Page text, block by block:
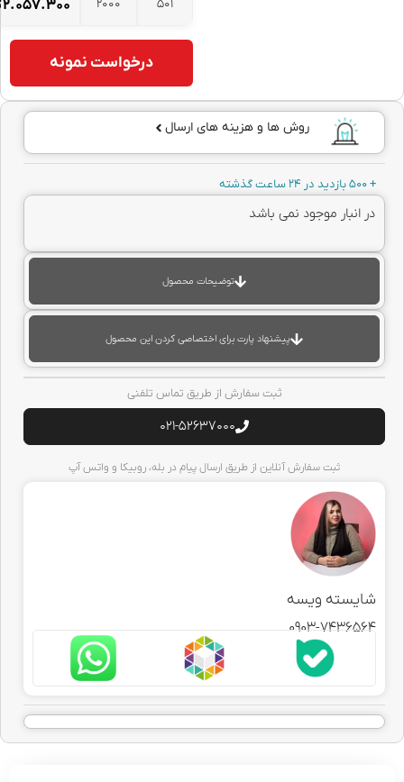
2000 ۲.۰۵۷.۳۰۰تومان
درخواست نمونه
روش ها و هزینه های ارسال
موجود نمی باشد
توضیحات محصول
پیشنهاد پارت برای اختصاصی کردن این محصول
ثبت سفارش از طریق تماس تلفنی
021-52637000
ثبت سفارش آنلاین از طریق ارسال پیام در بله، روبیکا و واتس آپ
ویسه
0903-